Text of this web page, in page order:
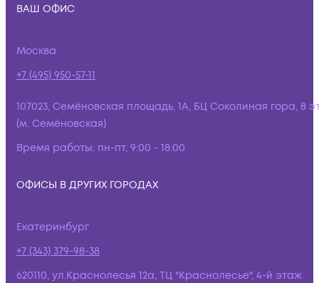
ВАШ ОФИС
Москва
+7 (495) 950-57-11
107023, Семёновская площадь, 1А, БЦ Соколиная гора, 8
(м. Семёновская)
Время работы: пн-пт, 9:00 - 18:00
ОФИСЫ В ДРУГИХ ГОРОДАХ
Екатеринбург
+7 (343) 379-98-38
620110, ул.Краснолесья 12а, ТЦ "Краснолесье", 4-й этаж